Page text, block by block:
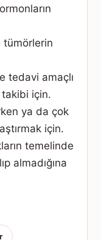
tümörlerin
tedavi amaçlı
için.
ya da çok
için.
temelinde
almadığına